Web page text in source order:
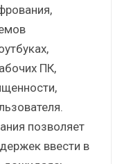
ПК,
позволяет
ввести в